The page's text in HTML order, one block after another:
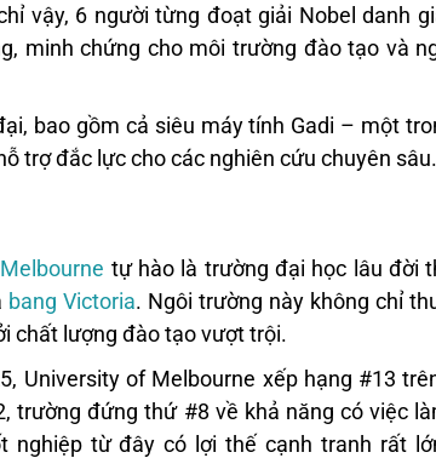
vậy, 6 người từng đoạt giải Nobel danh
minh chứng cho môi trường đào tạo và
bao gồm cả siêu máy tính Gadi – một
trợ đắc lực cho các nghiên cứu chuyên sâu.
Melbourne tự hào là trường đại học lâu đời
bang Victoria. Ngôi trường này không chỉ
chất lượng đào tạo vượt trội.
University of Melbourne xếp hạng #13
trường đứng thứ #8 về khả năng có việc
nghiệp từ đây có lợi thế cạnh tranh rất